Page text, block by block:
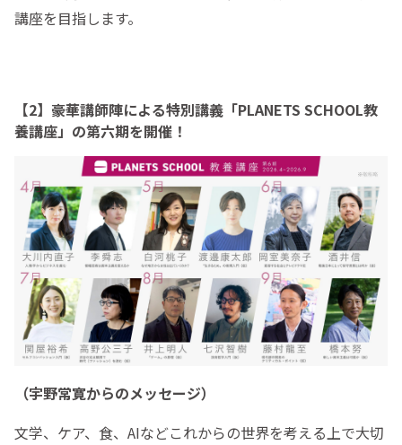
講座を目指します。
【2】豪華講師陣による特別講義「PLANETS SCHOOL教
養講座」の第六期を開催！
（宇野常寛からのメッセージ）
文学、ケア、食、AIなどこれからの世界を考える上で大切